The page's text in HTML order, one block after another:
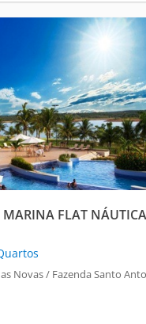
FLAT
Novas / Fazenda Santo